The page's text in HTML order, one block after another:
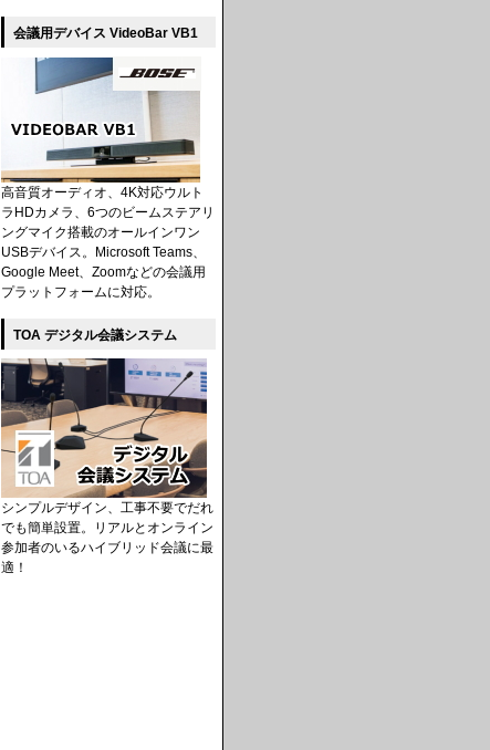
会議用デバイス VideoBar VB1
高音質オーディオ、4K対応ウルト
ラHDカメラ、6つのビームステアリ
ングマイク搭載のオールインワン
USBデバイス。Microsoft Teams、
Google Meet、Zoomなどの会議用
プラットフォームに対応。
TOA デジタル会議システム
シンプルデザイン、工事不要でだれ
でも簡単設置。リアルとオンライン
参加者のいるハイブリッド会議に最
適！